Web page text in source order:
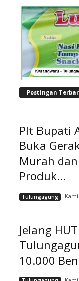
Postingan
Plt Bupati
Buka
Murah
Produk...
Tulungagung
Jelang
10.000